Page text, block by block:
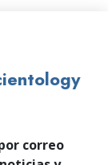
correo